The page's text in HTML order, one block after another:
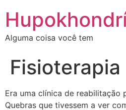
para
conteúdo
Alguma coisa você tem
Fisioterapia
Era uma clínica de reabilitação
Quebras que tivessem a ver